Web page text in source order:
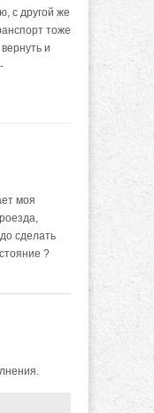
с другой же
тоже
и
моя
сделать
?